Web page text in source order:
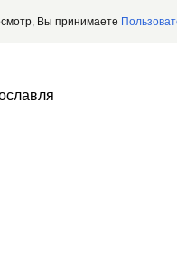
Вы принимаете